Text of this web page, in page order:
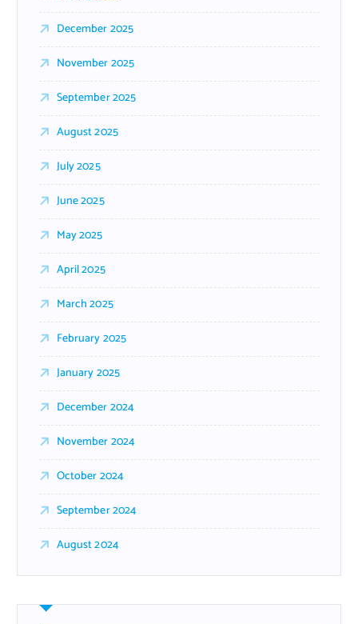
December 2025
November 2025
September 2025
August 2025
July 2025
June 2025
May 2025
April 2025
March 2025
February 2025
January 2025
December 2024
November 2024
October 2024
September 2024
August 2024